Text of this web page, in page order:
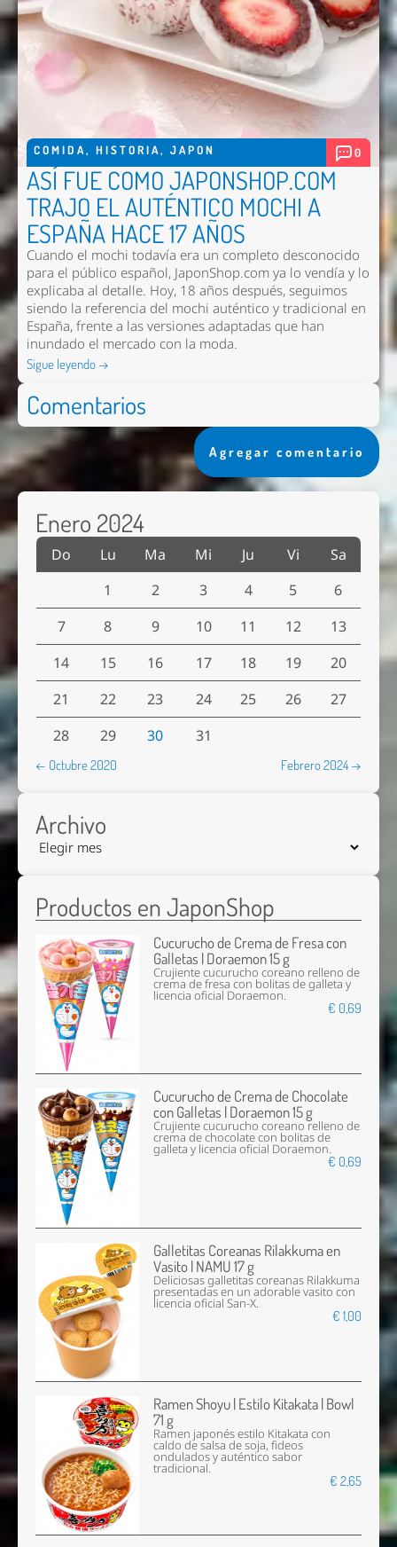
COMIDA, HISTORIA, JAPON 0
ASÍ FUE COMO JAPONSHOP.COM
TRAJO EL AUTÉNTICO MOCHI A
ESPAÑA HACE 17 AÑOS
Cuando el mochi todavía era un completo desconocido
para el público español, JaponShop.com ya lo vendía y lo
explicaba al detalle. Hoy, 18 años después, seguimos
siendo la referencia del mochi auténtico y tradicional en
España, frente a las versiones adaptadas que han
inundado el mercado con la moda.
Sigue leyendo →
Comentarios
Agregar comentario
Enero 2024
Do Lu Ma Mi Ju Vi
Sa
1
2 3 4 5
6
7
8 9 10 11 12
13
14
15 16 17 18 19
20
21
22 23 24 25 26
27
28
29 30 31
← Octubre 2020 Febrero 2024 →
Archivo
Productos en JaponShop
Cucurucho de Crema de Fresa con
Galletas | Doraemon 15 g
Crujiente cucurucho coreano relleno de
crema de fresa con bolitas de galleta y
licencia oficial Doraemon.
€ 0,69
Cucurucho de Crema de Chocolate
con Galletas | Doraemon 15 g
Crujiente cucurucho coreano relleno de
crema de chocolate con bolitas de
galleta y licencia oficial Doraemon.
€ 0,69
Galletitas Coreanas Rilakkuma en
Vasito | NAMU 17 g
Deliciosas galletitas coreanas Rilakkuma
presentadas en un adorable vasito con
licencia oficial San-X.
€ 1,00
Ramen Shoyu | Estilo Kitakata | Bowl
71 g
Ramen japonés estilo Kitakata con
caldo de salsa de soja, fideos
ondulados y auténtico sabor
tradicional.
€ 2,65